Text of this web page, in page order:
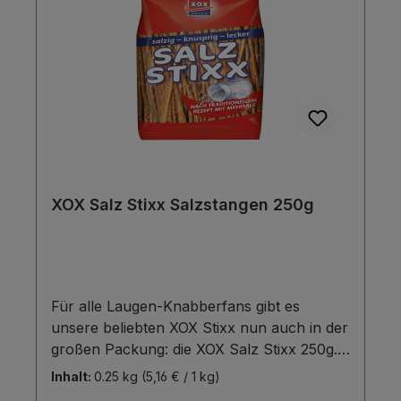
XOX Salz Stixx Salzstangen 250g
Für alle Laugen-Knabberfans gibt es
unsere beliebten XOX Stixx nun auch in der
großen Packung: die XOX Salz Stixx 250g.
Hergestellt mit bestem Sonnenblumenöl
Inhalt: 0.25 kg (5,16 € / 1 kg)